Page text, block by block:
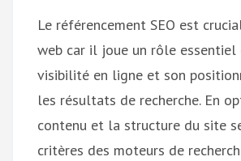
Le référencement SEO est
web car il joue un rôle essentiel
visibilité en ligne et son
les résultats de recherche. En
contenu et la structure du site
critères des moteurs de